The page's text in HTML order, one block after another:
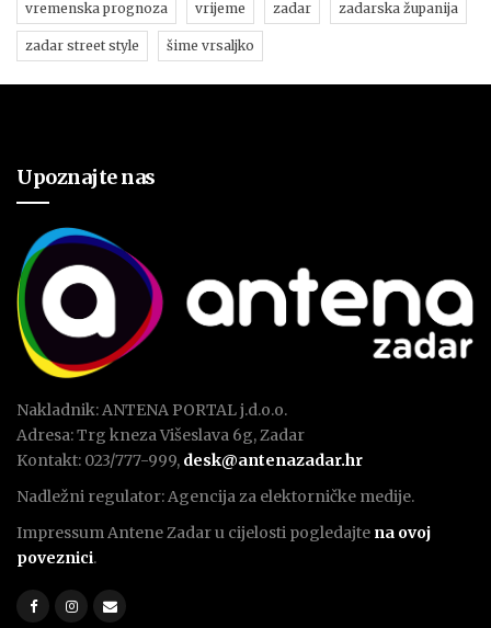
vremenska prognoza vrijeme zadar zadarska županija
zadar street style šime vrsaljko
Upoznajte nas
Nakladnik: ANTENA PORTAL j.d.o.o.
Adresa: Trg kneza Višeslava 6g, Zadar
Kontakt: 023/777-999, desk@antenazadar.hr
Nadležni regulator: Agencija za elektorničke medije.
Impressum Antene Zadar u cijelosti pogledajte na ovoj
poveznici.